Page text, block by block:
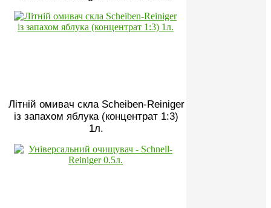
Літній омивач скла Scheiben-Reiniger
із запахом яблука (концентрат 1:3)
1л.